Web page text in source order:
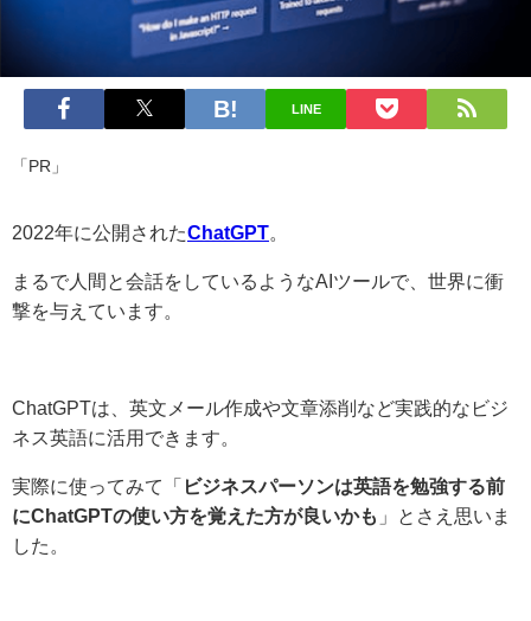
LINE
「PR」
2022年に公開されたChatGPT
まるで人間と会話をしているようなAIツールで、世界に衝
撃を与えています。
ChatGPTは、英文メール作成や文章添削など実践的なビジ
ネス英語に活用できます。
実際に使ってみて「 ビジネスパーソンは英語を勉強する前
にChatGPTの使い方を覚えた方が良いかも 」とさえ思いま
した。